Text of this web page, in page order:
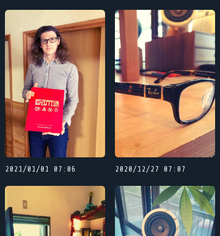
2021/01/01 07:06 2020/12/27 07:07